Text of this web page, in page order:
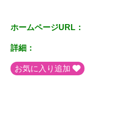
ホームページURL：
詳細：
お気に入り追加